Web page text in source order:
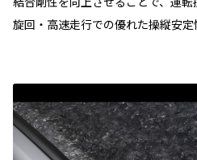
旋回・高速走行での優れた操縦安定